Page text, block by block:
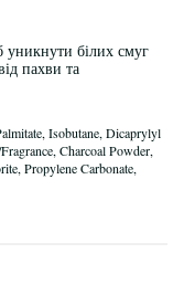
уникнути білих смуг
пахви та
Isobutane, Dicaprylyl
Charcoal Powder,
Propylene Carbonate,